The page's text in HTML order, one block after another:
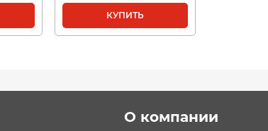
КУПИТЬ
О компании